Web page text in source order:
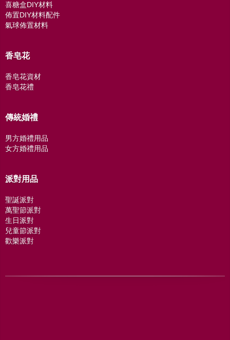
喜糖盒DIY材料
佈置DIY材料配件
氣球佈置材料
香皂花
香皂花資材
香皂花禮
傳統婚禮
男方婚禮用品
女方婚禮用品
派對用品
聖誕派對
萬聖節派對
生日派對
兒童節派對
歡樂派對